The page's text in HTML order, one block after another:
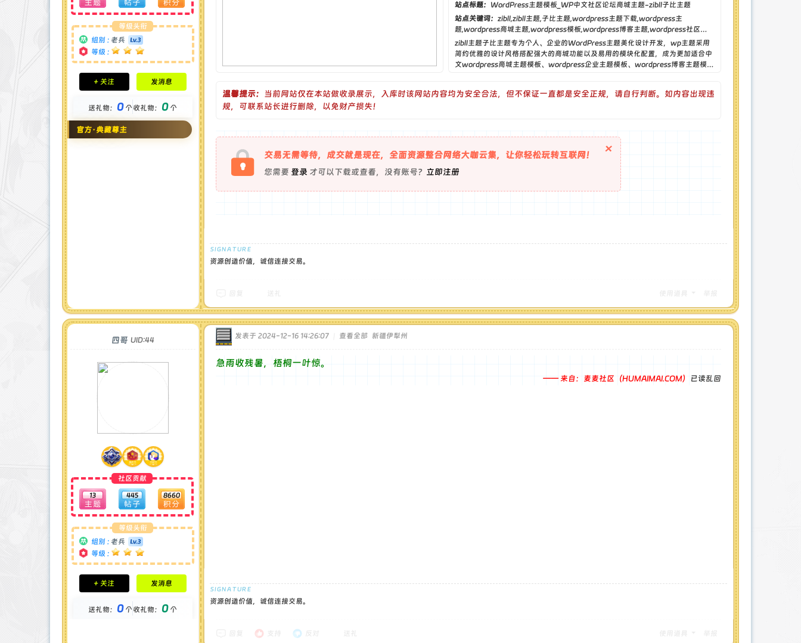
等级头衔
组别 : 老兵
等级 :
积分成就
钻石 : 0 颗
金币 : 0 枚
在线时间 : 207 小时
注册时间 : 2024-11-30
最后登录 : 2026-6-8
+ 关注 发消息
送礼物： 0个收礼物： 0个
官方·典藏尊主
站点标题： WordPress主题模板_WP中文社区论坛商城主题-zibll子比主题
站点关键词：zibll,zibll主题,子比主题,wordpress主题下载,wordpress主
题,wordpress商城主题,wordpress模板,wordpress博客主题,wordpress社区论
坛主题,wordpress中文主题,wordpress企业主题,wordpress汉化主
题,wordpresscms主题,wordpress教程,wordpress
zibll主题子比主题专为个人、企业的WordPress主题美化设计开发，wp主题采用
简约优雅的设计风格搭配强大的商城功能以及易用的模块化配置，成为更加适合中
文wordpress商城主题模板、wordpress企业主题模板、wordpress博客主题模
温馨提示：
当前网站仅在本站做收录展示，入库时该网站内容均为安全合法，但不保证一直都是安全正规，请自行判断。如内容出现违
规，可联系站长进行删除，以免财产损失！
交易无需等待，成交就是现在，全面资源整合网络大咖云集，让你轻松玩转互联网！
您需要 登录 才可以下载或查看，没有账号？ 立即注册
×
资源创造价值，诚信连接交易。
四哥 UID:44
社区贡献
13 445 8660
等级头衔
组别 : 老兵
等级 :
积分成就
钻石 : 0 颗
金币 : 0 枚
+ 关注 发消息
送礼物： 0个收礼物： 0个
发表于 2024-12-16 14:26:07 查看全部 新疆伊犁州
急雨收残暑，梧桐一叶惊。
—— 来自：麦麦社区（HUMAIMAI.COM） 已读乱回
资源创造价值，诚信连接交易。